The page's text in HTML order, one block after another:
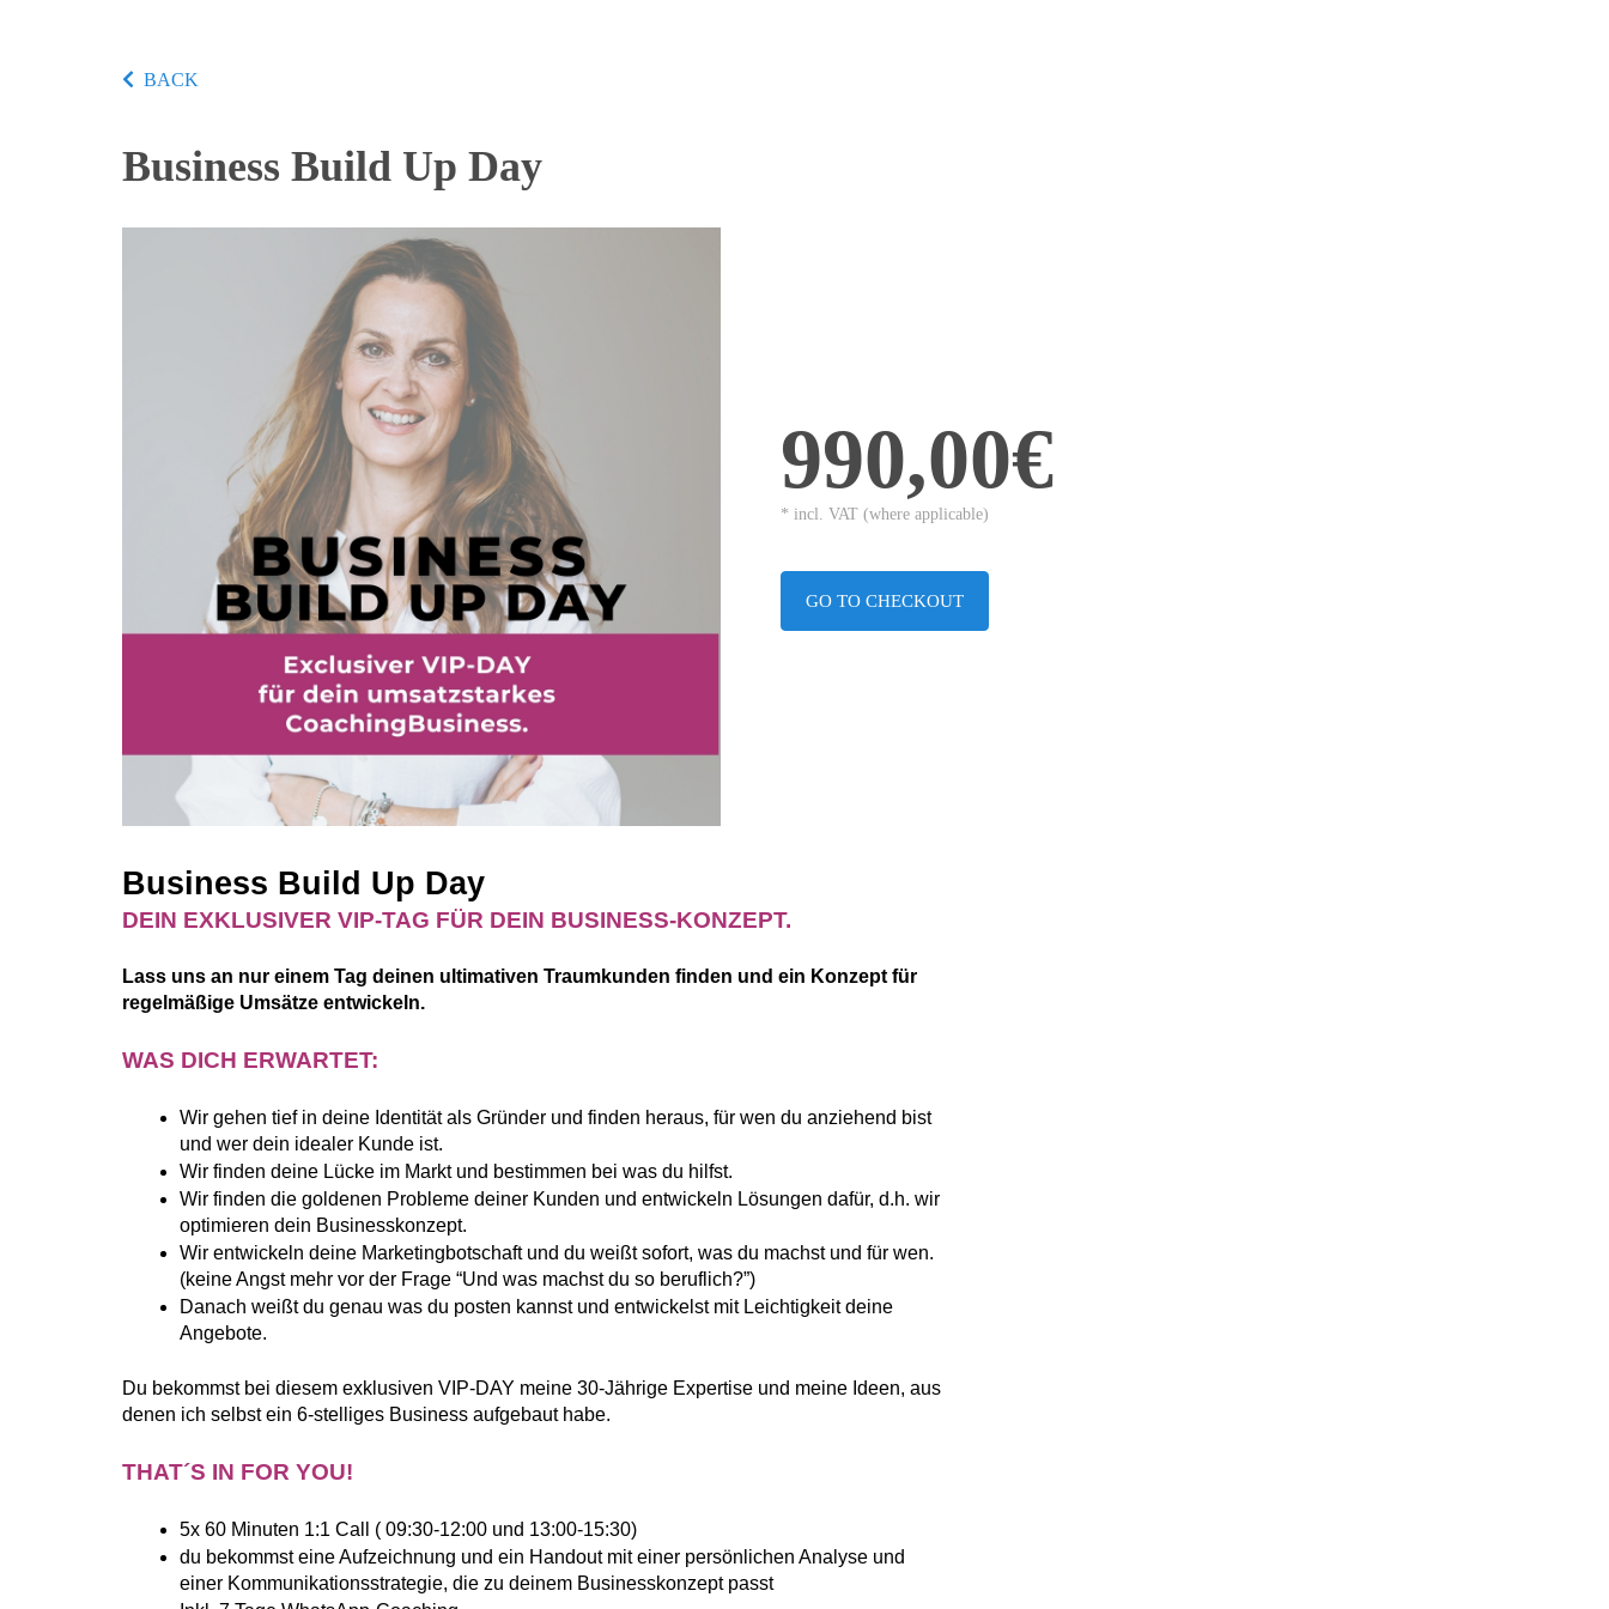
BACK
Business Build Up Day
990,00€
* incl. VAT (where applicable)
GO TO CHECKOUT
Business Build Up Day
DEIN EXKLUSIVER VIP-TAG FÜR DEIN BUSINESS-KONZEPT.
Lass uns an nur einem Tag deinen ultimativen Traumkunden finden und ein Konzept für
regelmäßige Umsätze entwickeln.
WAS DICH ERWARTET:
Wir gehen tief in deine Identität als Gründer und finden heraus, für wen du anziehend bist
und wer dein idealer Kunde ist.
Wir finden deine Lücke im Markt und bestimmen bei was du hilfst.
Wir finden die goldenen Probleme deiner Kunden und entwickeln Lösungen dafür, d.h. wir
optimieren dein Businesskonzept.
Wir entwickeln deine Marketingbotschaft und du weißt sofort, was du machst und für wen.
(keine Angst mehr vor der Frage “Und was machst du so beruflich?”)
Danach weißt du genau was du posten kannst und entwickelst mit Leichtigkeit deine
Angebote.
Du bekommst bei diesem exklusiven VIP-DAY meine 30-Jährige Expertise und meine Ideen, aus
denen ich selbst ein 6-stelliges Business aufgebaut habe.
THAT´S IN FOR YOU!
5x 60 Minuten 1:1 Call ( 09:30-12:00 und 13:00-15:30)
du bekommst eine Aufzeichnung und ein Handout mit einer persönlichen Analyse und
einer Kommunikationsstrategie, die zu deinem Businesskonzept passt